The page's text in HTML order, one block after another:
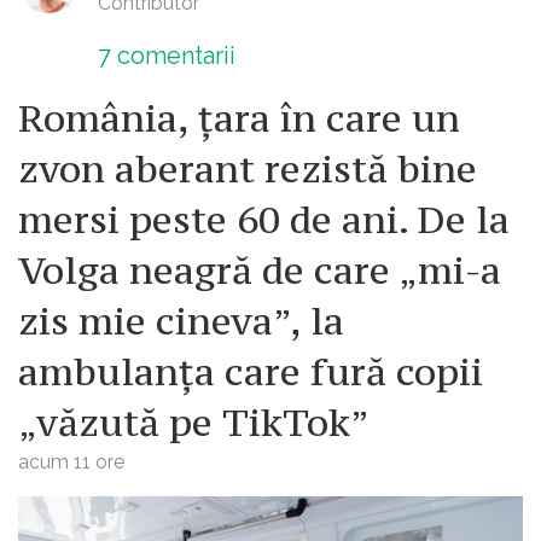
sau molecule nu erau cunoscute sau
înțelese. Descoperirile ulterioare
dimensiunea atomilor (Loschmidt,
1865) sau sinteza ureei (Friedrich
clare.
O soluție atât de diluată cum e o doză
homeopatică nu mai conține nici
măcar o moleculă din substanța
inițială dincolo de diluția 11
centezimală, deci nu mai poate avea
efecte terapeutice. Susținătorii
existenței unei „memorii” a apei,
7 comentarii
România, țara în care un
zvon aberant rezistă bine
mersi peste 60 de ani. De la
Volga neagră de care „mi-a
zis mie cineva”, la
ambulanța care fură copii
„văzută pe TikTok”
acum 11 ore